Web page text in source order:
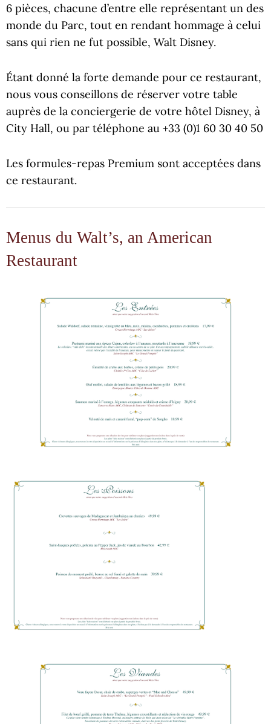
6 pièces, chacune d’entre elle représentant un des
monde du Parc, tout en rendant hommage à celui
sans qui rien ne fut possible, Walt Disney.
Étant donné la forte demande pour ce restaurant,
nous vous conseillons de réserver votre table
auprès de la conciergerie de votre hôtel Disney, à
City Hall, ou par téléphone au +33 (0)1 60 30 40 50
Les formules-repas Premium sont acceptées dans
ce restaurant.
Menus du Walt’s, an American
Restaurant